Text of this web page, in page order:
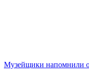
Музейщики напомнили